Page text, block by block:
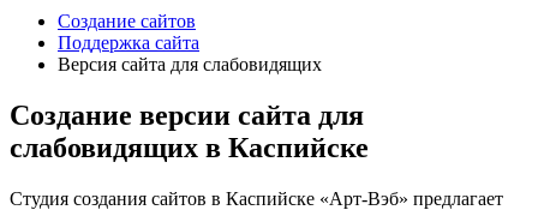
Создание сайтов
Поддержка сайта
Версия сайта для слабовидящих
Создание версии сайта для
слабовидящих в Каспийске
Студия создания сайтов в Каспийске «Арт-Вэб» предлагает